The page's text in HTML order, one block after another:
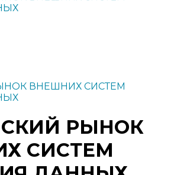
ВНЕШНИХ СИСТЕМ
РЫНОК
СИСТЕМ